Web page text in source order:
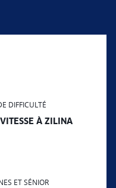
DIFFICULTÉ
À ZILINA
ET SÉNIOR